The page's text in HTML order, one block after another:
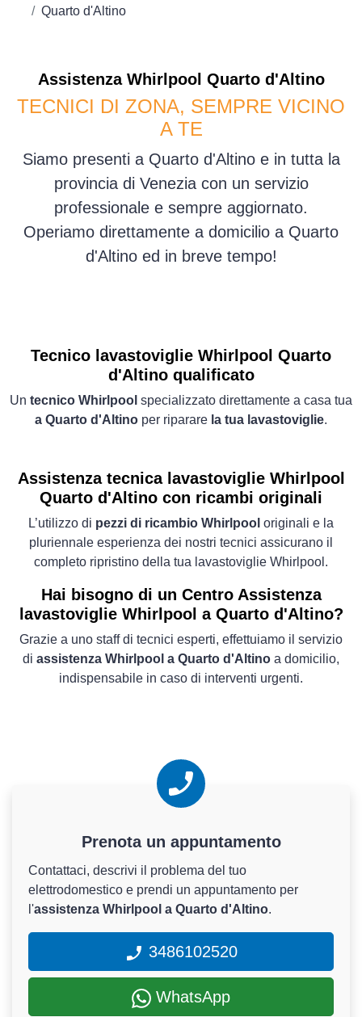
Quarto d'Altino
Assistenza Whirlpool Quarto d'Altino
TECNICI DI ZONA, SEMPRE VICINO
A TE
Siamo presenti a Quarto d'Altino e in tutta la
provincia di Venezia con un servizio
professionale e sempre aggiornato.
Operiamo direttamente a domicilio a Quarto
d'Altino ed in breve tempo!
Tecnico lavastoviglie Whirlpool Quarto
d'Altino qualificato
Un tecnico Whirlpool specializzato direttamente a casa tua
a Quarto d'Altino per riparare la tua lavastoviglie.
Assistenza tecnica lavastoviglie Whirlpool
Quarto d'Altino con ricambi originali
L’utilizzo di pezzi di ricambio Whirlpool originali e la
pluriennale esperienza dei nostri tecnici assicurano il
completo ripristino della tua lavastoviglie Whirlpool.
Hai bisogno di un Centro Assistenza
lavastoviglie Whirlpool a Quarto d'Altino?
Grazie a uno staff di tecnici esperti, effettuiamo il servizio
di assistenza Whirlpool a Quarto d'Altino a domicilio,
indispensabile in caso di interventi urgenti.
Prenota un appuntamento
Contattaci, descrivi il problema del tuo
elettrodomestico e prendi un appuntamento per
l'assistenza Whirlpool a Quarto d'Altino.
3486102520
WhatsApp